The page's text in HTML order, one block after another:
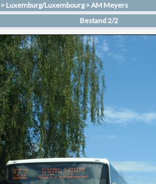
> Luxemburg/Luxembourg>AM Meyers
Bestand 2/2